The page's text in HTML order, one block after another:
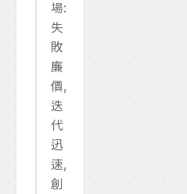
場:
失
敗
廉
價,
迭
代
迅
速,
創